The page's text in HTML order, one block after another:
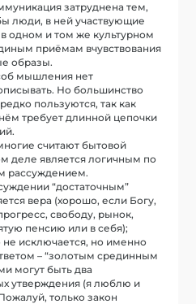
затруднена тем,
люди, в ней участвующие
одном и том же культурном
приёмам вчувствования
образы.
мышления нет
Но большинство
пользуются, так как
требует длинной цепочки
считают бытовой
деле является логичным по
рассуждением.
“достаточным”
вера (хорошо, если Богу,
свободу, рынок,
пенсию или в себя);
не исключается, но именно
– “золотым срединным
могут быть два
утверждения (я люблю и
только закон